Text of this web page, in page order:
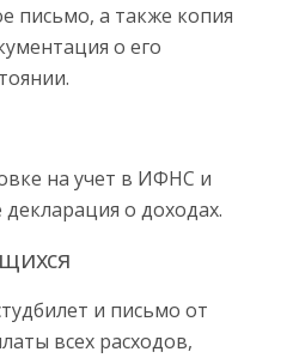
письмо, а также копия
о его
на учет в ИФНС и
декларация о доходах.
и письмо от
всех расходов,